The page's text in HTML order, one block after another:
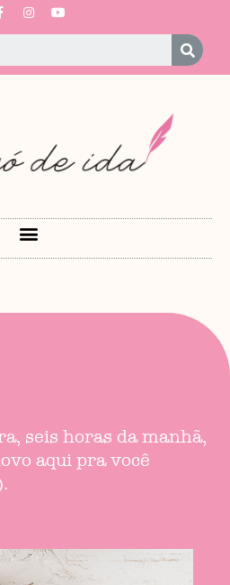
seis horas da manhã,
aqui pra você